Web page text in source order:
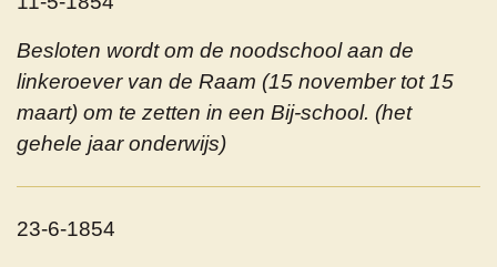
Besloten wordt om de noodschool aan de
linkeroever van de Raam (15 november tot 15
maart) om te zetten in een Bij-school. (het
gehele jaar onderwijs)
23-6-1854